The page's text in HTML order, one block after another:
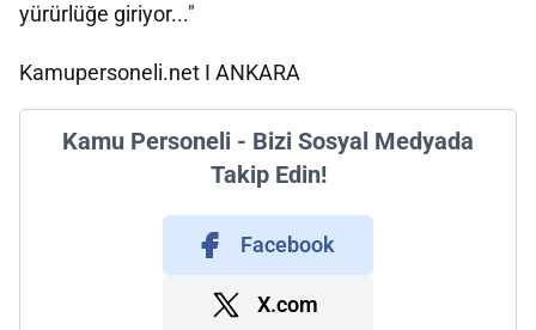
yürürlüğe giriyor..."
Kamupersoneli.net I ANKARA
Kamu Personeli - Bizi Sosyal Medyada
Takip Edin!
Facebook
X.com